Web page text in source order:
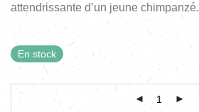
attendrissante d’un jeune chimpanzé.
En stock